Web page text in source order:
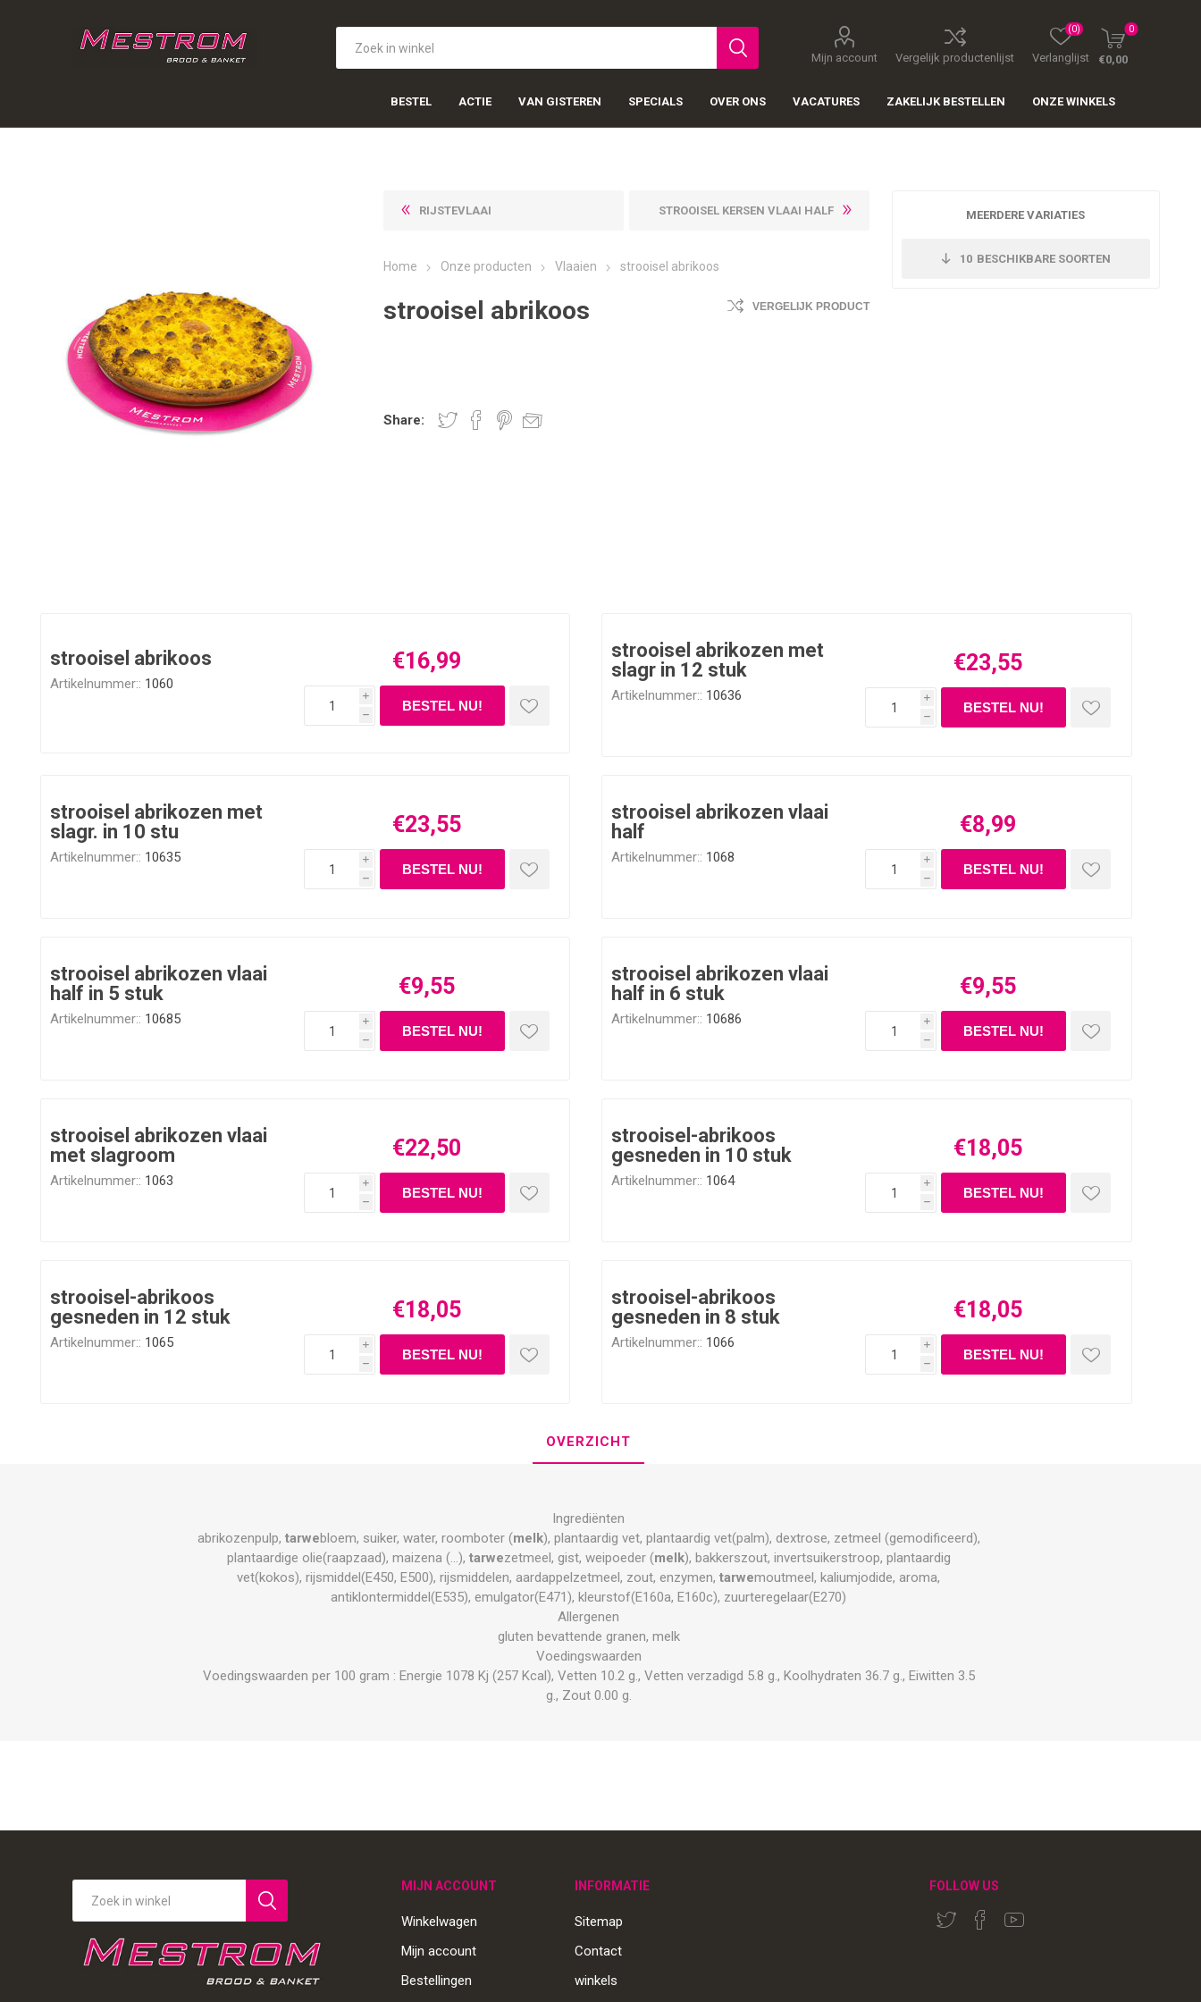
Mijn account Vergelijk productenlijst Verlanglijst
(0) 0
€0,00
BESTEL ACTIE VAN GISTEREN SPECIALS OVER ONS VACATURES ZAKELIJK BESTELLEN ONZE WINKELS
RIJSTEVLAAI STROOISEL KERSEN VLAAI HALF
Home Onze producten Vlaaien strooisel abrikoos
strooisel abrikoos VERGELIJK PRODUCT
MEERDERE VARIATIES
10 BESCHIKBARE SOORTEN
Share:
strooisel abrikoos
Artikelnummer:: 1060
€16,99
i
h
strooisel abrikozen met
slagr in 12 stuk
Artikelnummer:: 10636
€23,55
i
h
strooisel abrikozen met
slagr. in 10 stu
Artikelnummer:: 10635
€23,55
i
h
strooisel abrikozen vlaai
half
Artikelnummer:: 1068
€8,99
i
h
strooisel abrikozen vlaai
half in 5 stuk
Artikelnummer:: 10685
€9,55
i
h
strooisel abrikozen vlaai
half in 6 stuk
Artikelnummer:: 10686
€9,55
i
h
strooisel abrikozen vlaai
met slagroom
Artikelnummer:: 1063
€22,50
i
h
strooisel-abrikoos
gesneden in 10 stuk
Artikelnummer:: 1064
€18,05
i
h
strooisel-abrikoos
gesneden in 12 stuk
Artikelnummer:: 1065
€18,05
i
h
strooisel-abrikoos
gesneden in 8 stuk
Artikelnummer:: 1066
€18,05
i
h
OVERZICHT
Ingrediënten
abrikozenpulp, tarwebloem, suiker, water, roomboter (melk), plantaardig vet, plantaardig vet(palm), dextrose, zetmeel (gemodificeerd),
plantaardige olie(raapzaad), maizena (...), tarwezetmeel, gist, weipoeder (melk), bakkerszout, invertsuikerstroop, plantaardig
vet(kokos), rijsmiddel(E450, E500), rijsmiddelen, aardappelzetmeel, zout, enzymen,tarwemoutmeel, kaliumjodide, aroma,
antiklontermiddel(E535), emulgator(E471), kleurstof(E160a, E160c), zuurteregelaar(E270)
Allergenen
gluten bevattende granen, melk
Voedingswaarden
Voedingswaarden per 100 gram : Energie 1078 Kj (257 Kcal), Vetten 10.2 g., Vetten verzadigd 5.8 g., Koolhydraten 36.7 g., Eiwitten 3.5
g., Zout 0.00 g.
MIJN ACCOUNT
Winkelwagen
Mijn account
Bestellingen
INFORMATIE
Sitemap
Contact
winkels
FOLLOW US